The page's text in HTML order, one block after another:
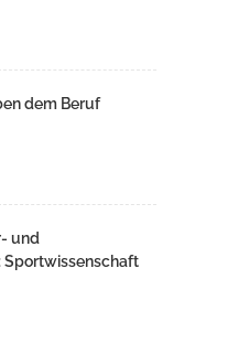
dem Beruf
und
Sportwissenschaft